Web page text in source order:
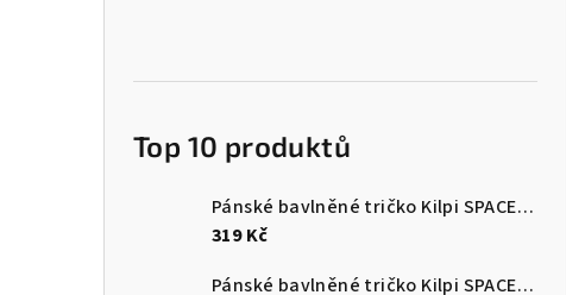
Top 10 produktů
Pánské bavlněné tričko Kilpi SPACER-M
319 Kč
Pánské bavlněné tričko Kilpi SPACER-M